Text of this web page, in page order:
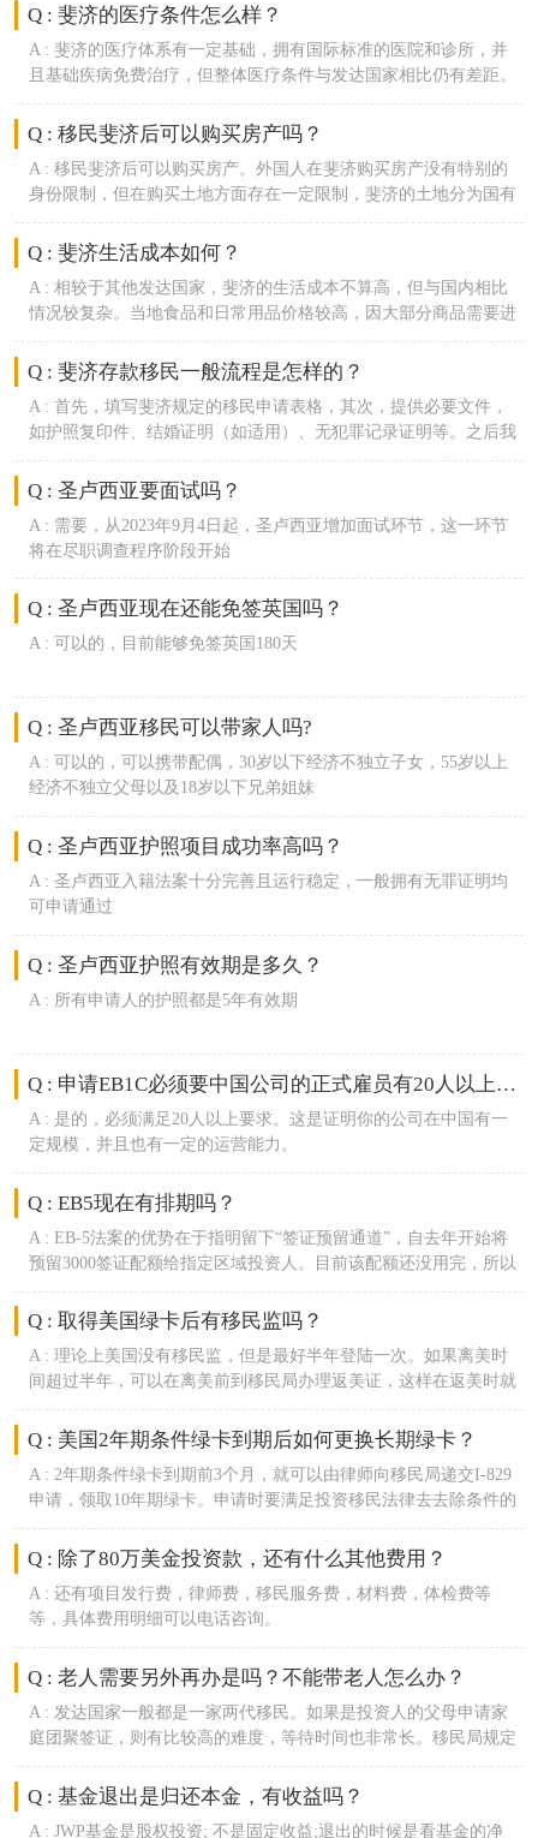
Q : 斐济的医疗条件怎么样？
A : 斐济的医疗体系有一定基础，拥有国际标准的医院和诊所，并
且基础疾病免费治疗，但整体医疗条件与发达国家相比仍有差距。
对于一些常见疾病和常规医疗需求，当地的医疗设施和专业人员能
够提供相应的诊断和治疗服务。
Q : 移民斐济后可以购买房产吗？
A : 移民斐济后可以购买房产。外国人在斐济购买房产没有特别的
身份限制，但在购买土地方面存在一定限制，斐济的土地分为国有
土地和原住民土地，一般情况下，不能购买原住民土地。
Q : 斐济生活成本如何？
A : 相较于其他发达国家，斐济的生活成本不算高，但与国内相比
情况较复杂。当地食品和日常用品价格较高，因大部分商品需要进
口，但当地出产的热带水果价格相对便宜，不过租房和餐饮费用相
对较低。
Q : 斐济存款移民一般流程是怎样的？
A : 首先，填写斐济规定的移民申请表格，其次，提供必要文件，
如护照复印件、结婚证明（如适用）、无犯罪记录证明等。之后我
们会向斐济移民局递交申请，申请获批后主申请到斐济开税号，开
银行账户。回国后向斐济银行存入指定钱款，等待移民局下发3年
Q : 圣卢西亚要面试吗？
A : 需要，从2023年9月4日起，圣卢西亚增加面试环节，这一环节
将在尽职调查程序阶段开始
Q : 圣卢西亚现在还能免签英国吗？
A : 可以的，目前能够免签英国180天
Q : 圣卢西亚移民可以带家人吗?
A : 可以的，可以携带配偶，30岁以下经济不独立子女，55岁以上
经济不独立父母以及18岁以下兄弟姐妹
Q : 圣卢西亚护照项目成功率高吗？
A : 圣卢西亚入籍法案十分完善且运行稳定，一般拥有无罪证明均
可申请通过
Q : 圣卢西亚护照有效期是多久？
A : 所有申请人的护照都是5年有效期
Q : 申请EB1C必须要中国公司的正式雇员有20人以上吗？
A : 是的，必须满足20人以上要求。这是证明你的公司在中国有一
定规模，并且也有一定的运营能力。
Q : EB5现在有排期吗？
A : EB-5法案的优势在于指明留下“签证预留通道”，自去年开始将
预留3000签证配额给指定区域投资人。目前该配额还没用完，所以
该类申请人无需排期。
Q : 取得美国绿卡后有移民监吗？
A : 理论上美国没有移民监，但是最好半年登陆一次。如果离美时
间超过半年，可以在离美前到移民局办理返美证，这样在返美时就
不会在入境时遇到麻烦。
Q : 美国2年期条件绿卡到期后如何更换长期绿卡？
A : 2年期条件绿卡到期前3个月，就可以由律师向移民局递交I-829
申请，领取10年期绿卡。申请时要满足投资移民法律去去除条件的
相关规定。
Q : 除了80万美金投资款，还有什么其他费用？
A : 还有项目发行费，律师费，移民服务费，材料费，体检费等
等，具体费用明细可以电话咨询。
Q : 老人需要另外再办是吗？不能带老人怎么办？
A : 发达国家一般都是一家两代移民。如果是投资人的父母申请家
庭团聚签证，则有比较高的难度，等待时间也非常长。移民局规定
投资人的父母不能给爱尔兰造成任何经济负担。
Q : 基金退出是归还本金，有收益吗？
A : JWP基金是股权投资; 不是固定收益;退出的时候是看基金的净